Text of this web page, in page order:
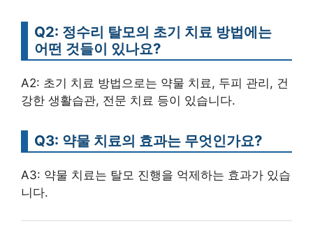
Q2: 정수리 탈모의 초기 치료 방법에는
어떤 것들이 있나요?
A2: 초기 치료 방법으로는 약물 치료, 두피 관리, 건
강한 생활습관, 전문 치료 등이 있습니다.
Q3: 약물 치료의 효과는 무엇인가요?
A3: 약물 치료는 탈모 진행을 억제하는 효과가 있습
니다.